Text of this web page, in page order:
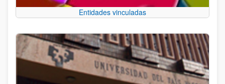
Entidades vinculadas